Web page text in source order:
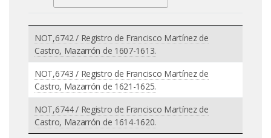
NOT,6742 / Registro de Francisco Martínez de
Castro, Mazarrón de 1607-1613.
NOT,6743 / Registro de Francisco Martínez de
Castro, Mazarrón de 1621-1625.
NOT,6744 / Registro de Francisco Martínez de
Castro, Mazarrón de 1614-1620.